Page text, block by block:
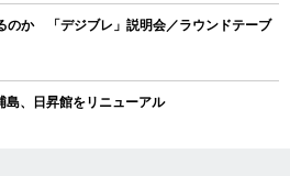
のか 「デジブレ」説明会／ラウンドテーブ
、日昇館をリニューアル